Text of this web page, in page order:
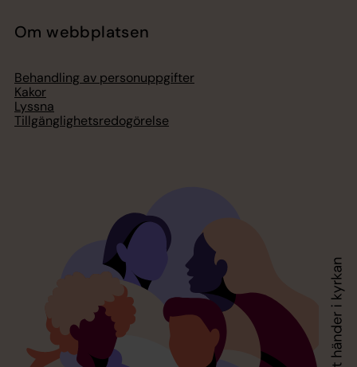
Om webbplatsen
Behandling av personuppgifter
Kakor
Lyssna
Tillgänglighetsredogörelse